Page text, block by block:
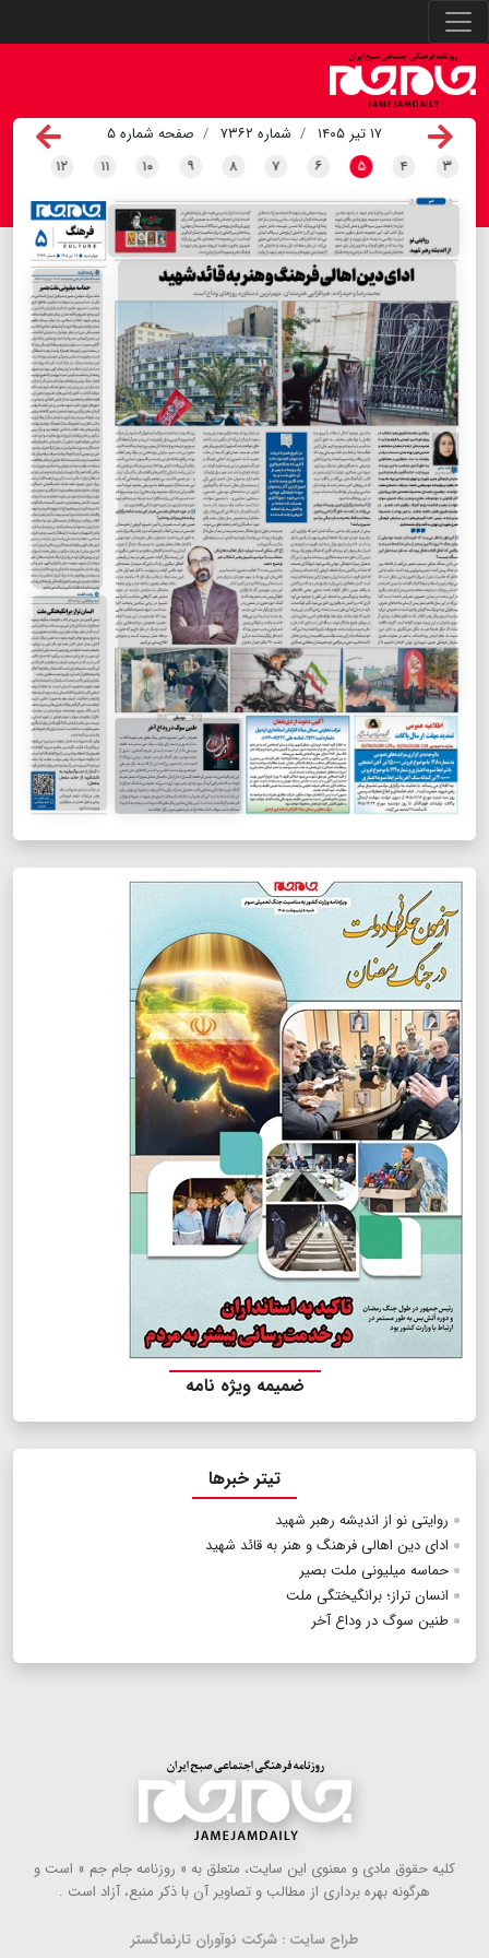
۱۷ تیر ۱۴۰۵ شماره ۷۳۶۲
صفحه شماره ۵
۳ ۴ ۵ ۶ ۷ ۸ ۹ ۱۰ ۱۱ ۱۲
ضمیمه ویژه نامه
تیتر خبرها
روایتی نو از اندیشه رهبر شهید
ادای دین اهالی فرهنگ و هنر به قائد شهید
حماسه میلیونی ملت بصیر
انسان تراز؛ برانگیختگی ملت
طنین سوگ در وداع آخر
كلیه حقوق مادی و معنوی این سایت، متعلق به « روزنامه جام جم » است و
هرگونه بهره ‌برداری از مطالب و تصاویر آن با ذكر منبع، آزاد است .
طراح سایت : شرکت نوآوران تارنماگستر